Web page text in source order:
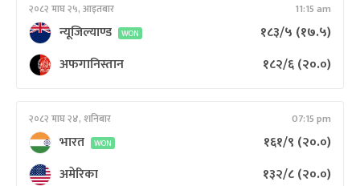
२०८२ माघ २५, आइतबार 11:15 am
न्यूजिल्याण्ड WON १८३/५ (१७.५)
अफगानिस्तान
१८२/६(२०.०)
२०८२ माघ २४, शनिबार 07:15 pm
भारत WON १६१/९ (२०.०)
अमेरिका
१३२/८(२०.०)